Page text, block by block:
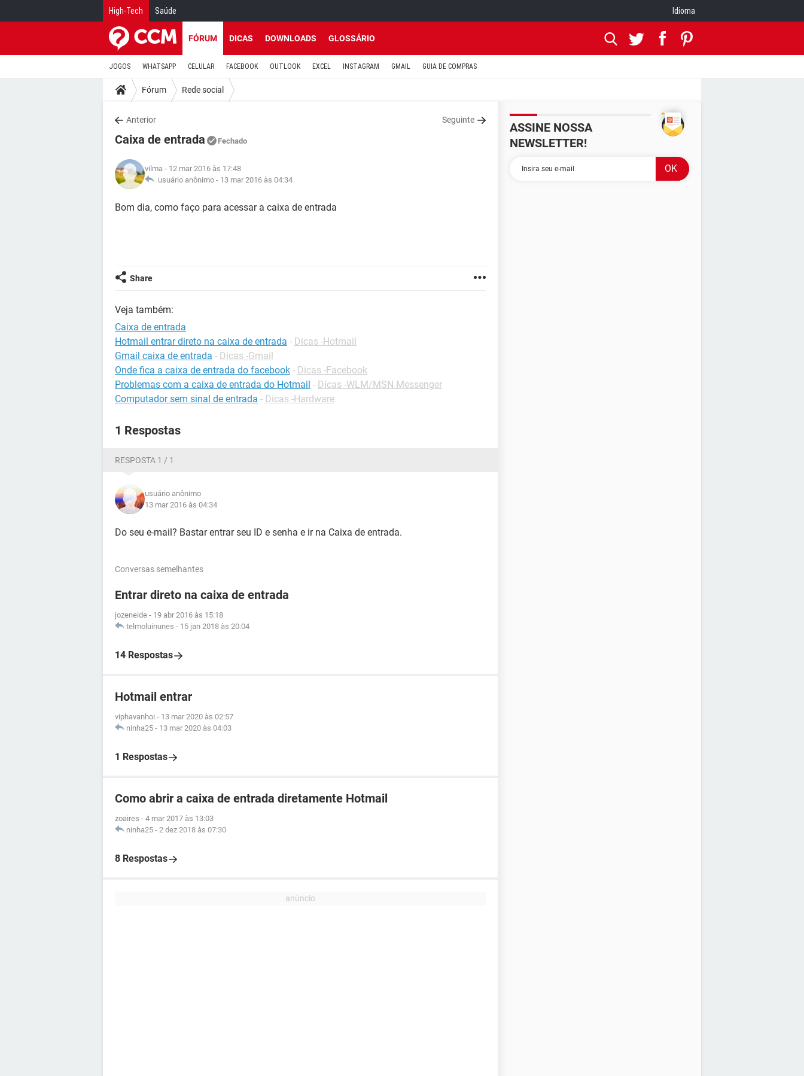
High-Tech Saúde Idioma
FÓRUM DICAS DOWNLOADS GLOSSÁRIO
JOGOS WHATSAPP CELULAR FACEBOOK OUTLOOK EXCEL INSTAGRAM GMAIL GUIA DE COMPRAS
Fórum Rede social
Anterior Seguinte
Caixa de entrada Fechado
vilma - 12 mar 2016 às 17:48
usuário anônimo - 13 mar 2016 às 04:34
Bom dia, como faço para acessar a caixa de entrada
Share
Veja também:
Caixa de entrada
Hotmail entrar direto na caixa de entrada - Dicas -Hotmail
Gmail caixa de entrada - Dicas -Gmail
Onde fica a caixa de entrada do facebook - Dicas -Facebook
Problemas com a caixa de entrada do Hotmail - Dicas -WLM/MSN Messenger
Computador sem sinal de entrada - Dicas -Hardware
1 Respostas
RESPOSTA 1 / 1
usuário anônimo
13 mar 2016 às 04:34
Do seu e-mail? Bastar entrar seu ID e senha e ir na Caixa de entrada.
Conversas semelhantes
Entrar direto na caixa de entrada
jozeneide - 19 abr 2016 às 15:18
telmoluinunes - 15 jan 2018 às 20:04
14 Respostas
Hotmail entrar
viphavanhoi - 13 mar 2020 às 02:57
ninha25 - 13 mar 2020 às 04:03
1 Respostas
Como abrir a caixa de entrada diretamente Hotmail
zoaires - 4 mar 2017 às 13:03
ninha25 - 2 dez 2018 às 07:30
8 Respostas
ASSINE NOSSA
NEWSLETTER!